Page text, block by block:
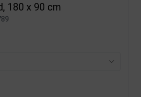
180 x 90 cm